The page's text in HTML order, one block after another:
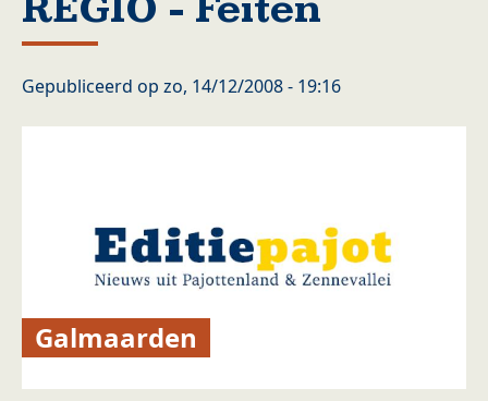
Gepubliceerd op zo, 14/12/2008 - 19:16
Galmaarden